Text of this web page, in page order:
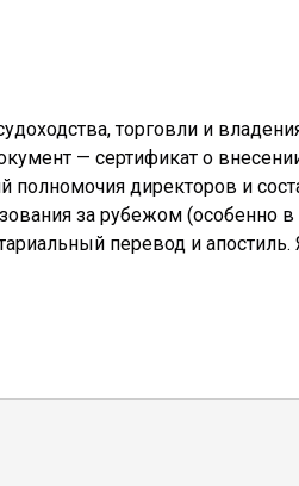
торговли и
— сертификат о
полномочия директоров и
за рубежом (особенно в
перевод и